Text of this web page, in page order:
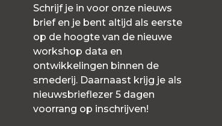
Schrijf je in voor onze nieuws
brief en je bent altijd als eerste
op de hoogte van de nieuwe
workshop data en
ontwikkelingen binnen de
smederij. Daarnaast krijg je als
nieuwsbrieflezer 5 dagen
voorrang op inschrijven!